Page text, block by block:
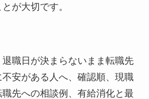
が大切です。
職日が決まらないまま転職先
安がある人へ、確認順、現職
先への相談例、有給消化と最